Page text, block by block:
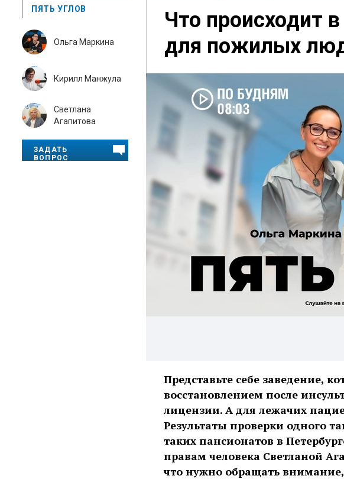
Что происходит
для пожилых
Представьте себе заведение,
восстановлением после
лицензии. А для лежачих
Результаты проверки одного
таких пансионатов в
правам человека Светланой
что нужно обращать
ПЯТЬ УГЛОВ
Ольга Маркина
Кирилл Манжула
Светлана
Агапитова
ЗАДАТЬ
ВОПРОС